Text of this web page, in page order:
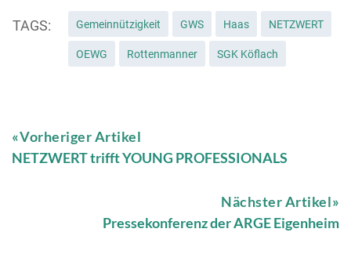
TAGS: Gemeinnützigkeit GWS Haas NETZWERT
OEWG Rottenmanner SGK Köflach
Vorheriger Artikel
NETZWERT trifft YOUNG PROFESSIONALS
Nächster Artikel
Pressekonferenz der ARGE Eigenheim